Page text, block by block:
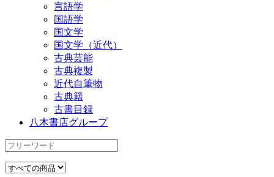
言語学
国語学
国文学
国文学（近代）
古典芸能
古典複製
近代自筆物
古典籍
古書目録
八木書店グループ